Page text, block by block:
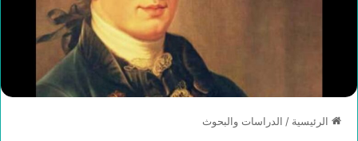
الرئيسية / الدراسات والبحوث